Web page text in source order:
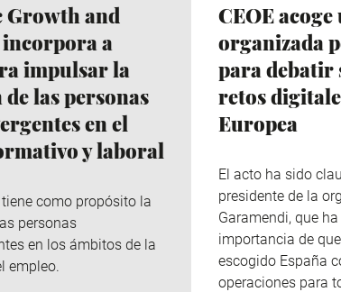
and
incorpora a
impulsar la
las personas
en el
y laboral
como propósito la
personas
en los ámbitos de la
empleo.
CEOE
organizada
para debatir
retos
Europea
El acto ha sido
presidente de la
Garamendi, que
importancia de
escogido España
operaciones para